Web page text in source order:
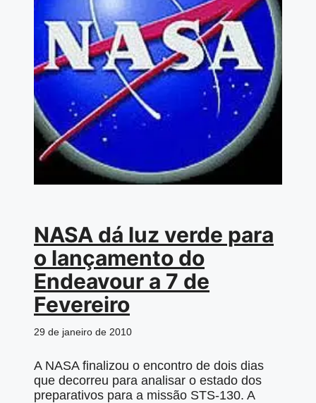
NASA dá luz verde para
o lançamento do
Endeavour a 7 de
Fevereiro
29 de janeiro de 2010
A NASA finalizou o encontro de dois dias
que decorreu para analisar o estado dos
preparativos para a missão STS-130. A